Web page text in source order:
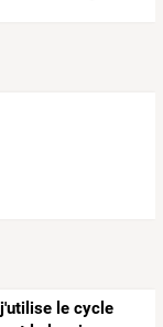
j'utilise le cycle